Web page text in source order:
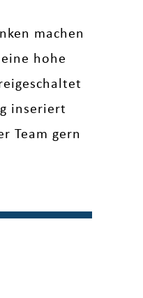
machen
hohe
inseriert
Team gern